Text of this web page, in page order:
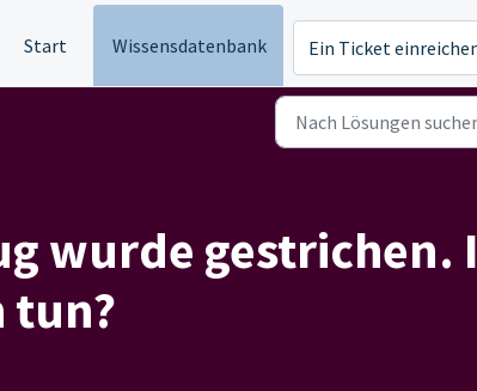
Start Wissensdatenbank Ein Ticket
wurde gestrichen.
tun?